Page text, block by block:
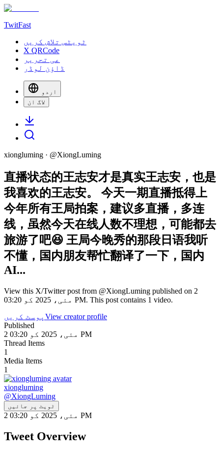
TwitFast
ٹویٹس تلاش کریں
X QRCode
عی تحریر
ڈاؤن لوڈر
اردو
لاگ ان
xiongluming · @XiongLuming
直播状态的王志安才是真实王志安，也是
我喜欢的王志安。 今天一期直播抵得上
今年所有王局拍案，建议多直播，多连
线，虽然今天在线人数不理想，可能都去
旅游了吧😆 王局今晚秀的那段日语我听
不懂，国内朋友帮忙翻译了一下，国内
AI...
View this X/Twitter post from @XiongLuming published on 2
مئی، 2025 کو 03:20 PM. This post contains 1 video.
پوسٹ کریں View creator profile
Published
2 مئی، 2025 کو 03:20 PM
Thread Items
1
Media Items
1
xiongluming
@XiongLuming
ٹویٹ پر جائیں
2 مئی، 2025 کو 03:20 PM
Tweet Overview